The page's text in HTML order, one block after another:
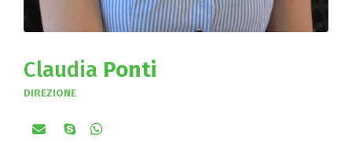
Claudia Ponti
DIREZIONE